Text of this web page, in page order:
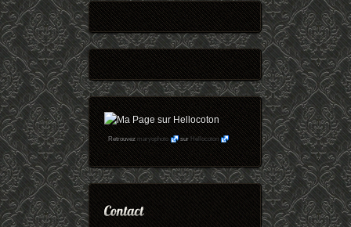
Retrouvezmaryophoto surHellocoton